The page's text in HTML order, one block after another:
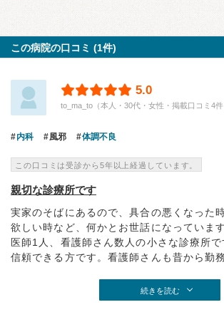
この病院の口コミ (1件)
5.0
to_ma_to（本人・30代・女性・掲載口コミ4件
内科 風邪 体調不良
この口コミは受診から5年以上経過しています。
親切な診療所です
実家のそばにあるので、具合の悪くなった
欲しい時など、何かとお世話になっています
医師1人、看護師さん数人の小さな診療所
信頼できる方です。看護師さんも昔から勤
続きを読む